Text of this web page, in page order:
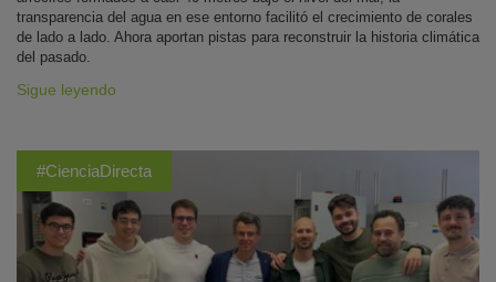
transparencia del agua en ese entorno facilitó el crecimiento de corales
de lado a lado. Ahora aportan pistas para reconstruir la historia climática
del pasado.
Sigue leyendo
#CienciaDirecta